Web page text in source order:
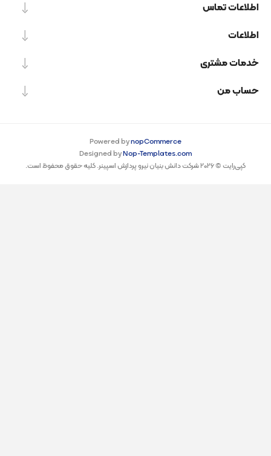
اطلاعات تماس
اطلاعات
خدمات مشتری
حساب من
Powered bynopCommerce
Designed byNop-Templates.com
کپی‌رایت © 2026 شرکت دانش بنیان نیرو پردازش اسپینر. کلیه حقوق محفوظ است.